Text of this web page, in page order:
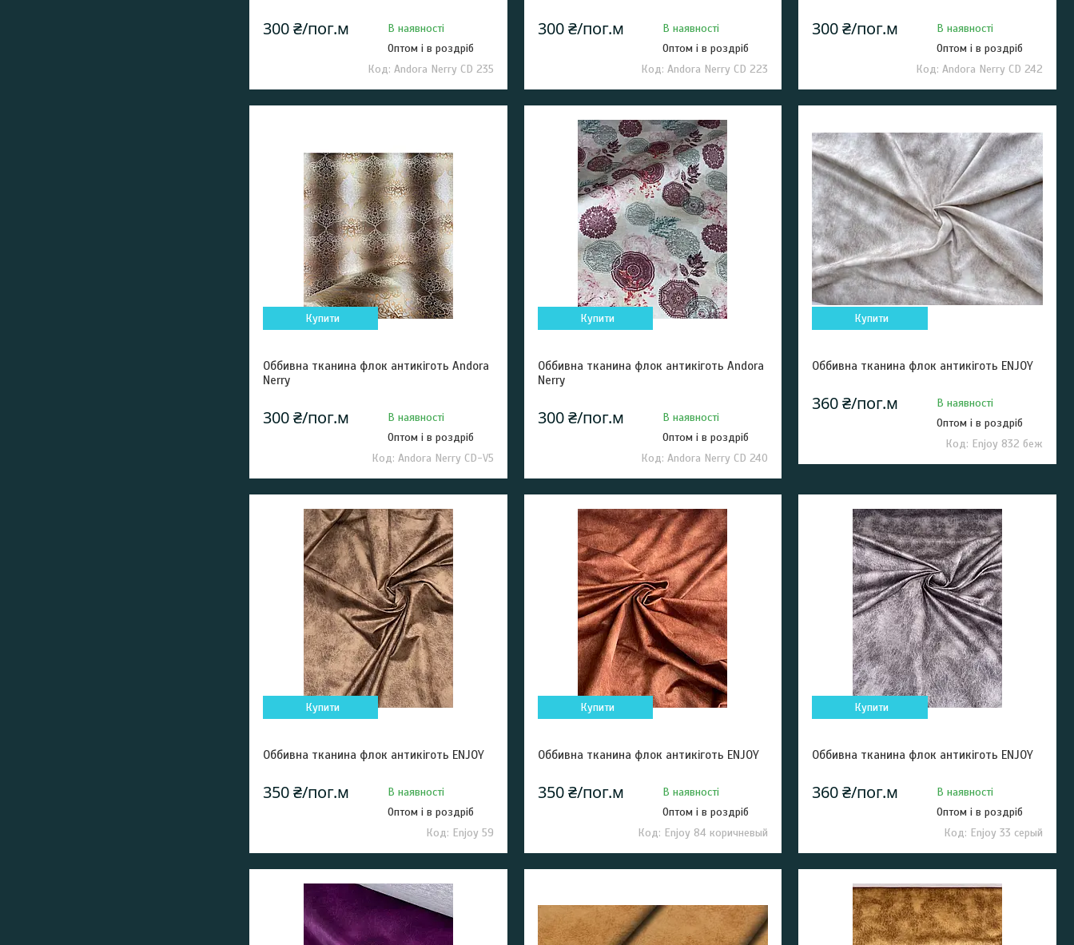
300 ₴/пог.м
В наявності
Оптом і в роздріб
Andora Nerry CD 235
300 ₴/пог.м
В наявності
Оптом і в роздріб
Andora Nerry CD 223
300 ₴/пог.м
В наявності
Оптом і в роздріб
Andora Nerry CD 242
Купити
Оббивна тканина флок антикіготь Andora
Nerry
300 ₴/пог.м
В наявності
Оптом і в роздріб
Andora Nerry CD-V5
Купити
Оббивна тканина флок антикіготь Andora
Nerry
300 ₴/пог.м
В наявності
Оптом і в роздріб
Andora Nerry CD 240
Купити
Оббивна тканина флок антикіготь ENJOY
360 ₴/пог.м
В наявності
Оптом і в роздріб
Enjoy 832 беж
Купити
Оббивна тканина флок антикіготь ENJOY
350 ₴/пог.м
В наявності
Оптом і в роздріб
Enjoy 59
Купити
Оббивна тканина флок антикіготь ENJOY
350 ₴/пог.м
В наявності
Оптом і в роздріб
Enjoy 84 коричневый
Купити
Оббивна тканина флок антикіготь ENJOY
360 ₴/пог.м
В наявності
Оптом і в роздріб
Enjoy 33 серый